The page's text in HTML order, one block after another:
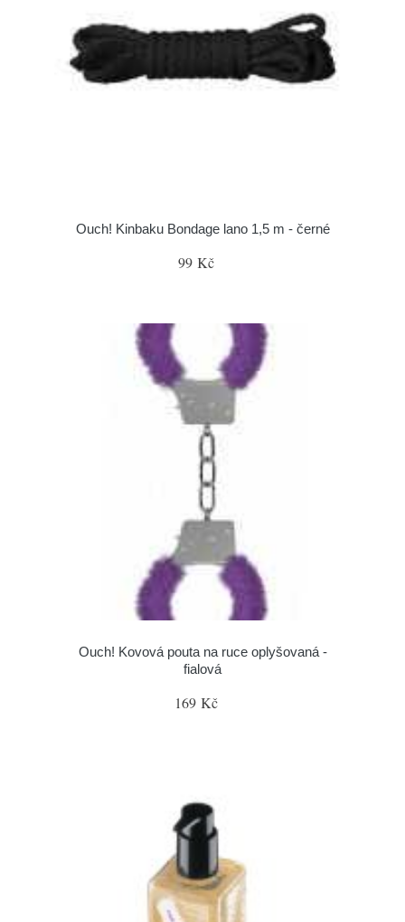
Ouch! Kinbaku Bondage lano 1,5 m - černé
99 Kč
Ouch! Kovová pouta na ruce oplyšovaná -
fialová
169 Kč